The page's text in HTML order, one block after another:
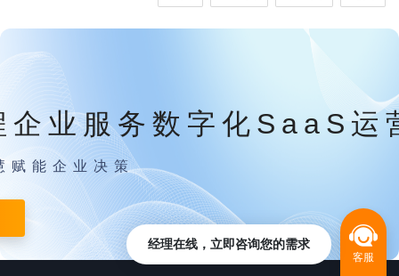
企业服务数字化SaaS运
赋能企业决策
客服
经理在线，立即咨询您的需求